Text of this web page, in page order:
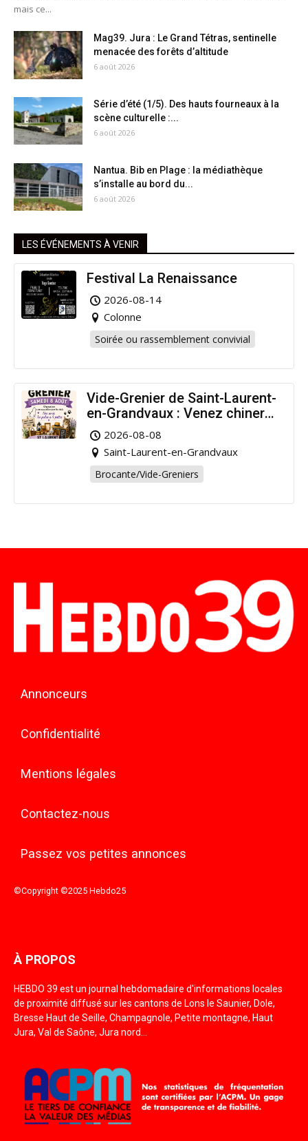
mais ce...
Mag39. Jura : Le Grand Tétras, sentinelle
menacée des forêts d’altitude
6 août 2026
Série d’été (1/5). Des hauts fourneaux à la
scène culturelle :...
6 août 2026
Nantua. Bib en Plage : la médiathèque
s’installe au bord du...
6 août 2026
LES ÉVÉNEMENTS À VENIR
Festival La Renaissance
2026-08-14
Colonne
Soirée ou rassemblement convivial
Vide-Grenier de Saint-Laurent-
en-Grandvaux : Venez chiner
pour la bonne cause !
2026-08-08
Saint-Laurent-en-Grandvaux
Brocante/Vide-Greniers